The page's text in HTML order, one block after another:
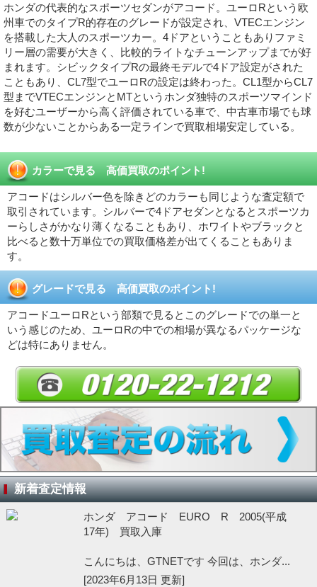
ホンダの代表的なスポーツセダンがアコード。ユーロRという欧
州車でのタイプR的存在のグレードが設定され、VTECエンジン
を搭載した大人のスポーツカー。4ドアということもありファミ
リー層の需要が大きく、比較的ライトなチューンアップまでが好
まれます。シビックタイプRの最終モデルで4ドア設定がされた
こともあり、CL7型でユーロRの設定は終わった。CL1型からCL7
型までVTECエンジンとMTというホンダ独特のスポーツマインド
を好むユーザーから高く評価されている車で、中古車市場でも球
数が少ないことからある一定ラインで買取相場安定している。
カラーで見る 高価買取のポイント!
アコードはシルバー色を除きどのカラーも同じような査定額で
取引されています。シルバーで4ドアセダンとなるとスポーツカ
ーらしさがかなり薄くなることもあり、ホワイトやブラックと
比べると数十万単位での買取価格差が出てくることもありま
す。
グレードで見る 高価買取のポイント!
アコードユーロRという部類で見るとこのグレードでの単一と
いう感じのため、ユーロRの中での相場が異なるパッケージな
どは特にありません。
新着査定情報
ホンダ アコード EURO R 2005(平成
17年) 買取入庫
こんにちは、GTNETです 今回は、ホンダ...
[2023年6月13日 更新]